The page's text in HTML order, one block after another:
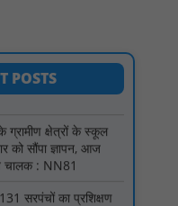
POSTSक्षेत्रों के स्कूल
को सौंपा ज्ञापन, आज
सरपंचों का प्रशिक्षण
के बदलावों और
जानकारी :